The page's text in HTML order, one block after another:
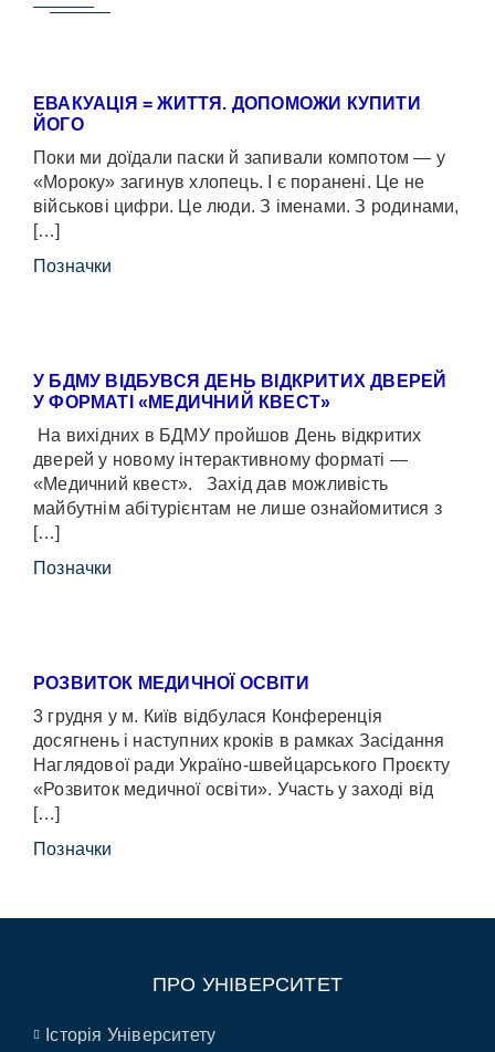
ЕВАКУАЦІЯ = ЖИТТЯ. ДОПОМОЖИ КУПИТИ
ЙОГО
Поки ми доїдали паски й запивали компотом — у
«Мороку» загинув хлопець. І є поранені. Це не
військові цифри. Це люди. З іменами. З родинами,
[…]
Позначки
У БДМУ ВІДБУВСЯ ДЕНЬ ВІДКРИТИХ ДВЕРЕЙ
У ФОРМАТІ «МЕДИЧНИЙ КВЕСТ»
На вихідних в БДМУ пройшов День відкритих
дверей у новому інтерактивному форматі —
«Медичний квест». Захід дав можливість
майбутнім абітурієнтам не лише ознайомитися з
[…]
Позначки
РОЗВИТОК МЕДИЧНОЇ ОСВІТИ
3 грудня у м. Київ відбулася Конференція
досягнень і наступних кроків в рамках Засідання
Наглядової ради Україно-швейцарського Проєкту
«Розвиток медичної освіти». Участь у заході від
[…]
Позначки
ПРО УНІВЕРСИТЕТ
Історія Університету